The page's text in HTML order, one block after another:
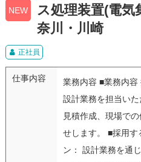
NEW
ス処理装置(電気
奈川・川崎
正社員
仕事内容
業務内容 ■業務内
設計業務を担当い
見積作成、現場で
せします。 ■採用す
ン： 設計業務を通